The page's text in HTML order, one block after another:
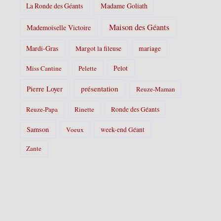
La Ronde des Géants Madame Goliath
Mademoiselle Victoire Maison des Géants
Mardi-Gras Margot la fileuse mariage
Miss Cantine Pelette Pelot
Pierre Loyer présentation Reuze-Maman
Reuze-Papa Rinette Ronde des Géants
Samson Voeux week-end Géant
Zante